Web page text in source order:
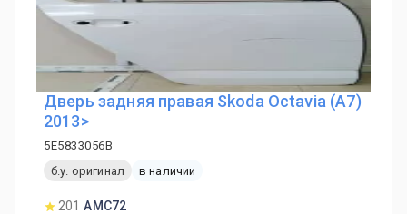
Дверь задняя правая Skoda Octavia (A7)
2013>
5E5833056B
б.у. оригинал
в наличии
201 AMC72